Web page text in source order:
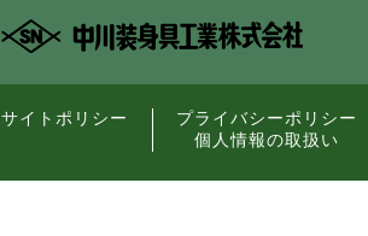
サイトポリシー
プライバシーポリシー
個人情報の取扱い